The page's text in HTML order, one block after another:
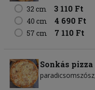
32 cm 3 110 Ft
40 cm 4 690 Ft
57 cm 7 110 Ft
Sonkás pizza
paradicsomszósz